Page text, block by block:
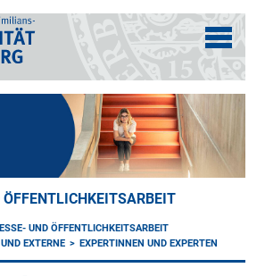
ÖFFENTLICHKEITSARBEIT
UND ÖFFENTLICHKEITSARBEIT
EXTERNE
EXPERTINNEN UND EXPERTEN